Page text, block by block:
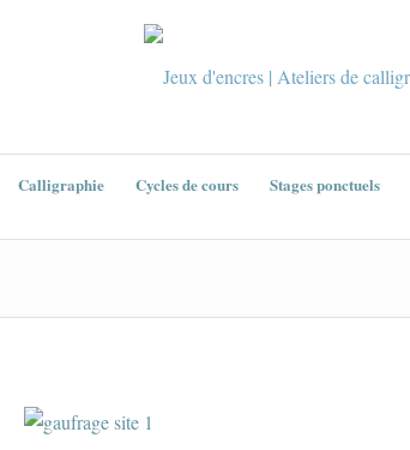
Calligraphie Cycles de cours Stages ponctuels